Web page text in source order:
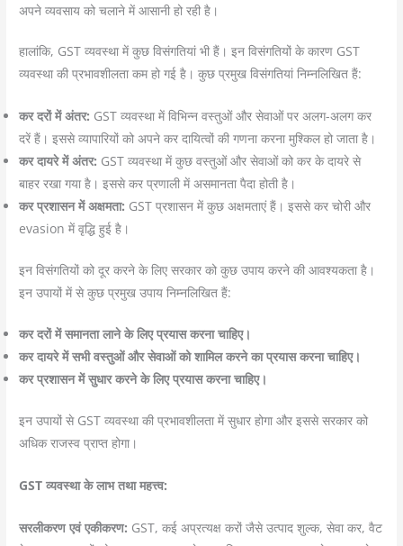
अपने व्यवसाय को चलाने में आसानी हो रही है।
हालांकि, GST व्यवस्था में कुछ विसंगतियां भी हैं। इन विसंगतियों के कारण GST
व्यवस्था की प्रभावशीलता कम हो गई है। कुछ प्रमुख विसंगतियां निम्नलिखित हैं:
कर दरों में अंतर: GST व्यवस्था में विभिन्न वस्तुओं और सेवाओं पर अलग-अलग कर
दरें हैं। इससे व्यापारियों को अपने कर दायित्वों की गणना करना मुश्किल हो जाता है।
कर दायरे में अंतर: GST व्यवस्था में कुछ वस्तुओं और सेवाओं को कर के दायरे से
बाहर रखा गया है। इससे कर प्रणाली में असमानता पैदा होती है।
कर प्रशासन में अक्षमता: GST प्रशासन में कुछ अक्षमताएं हैं। इससे कर चोरी और
evasion में वृद्धि हुई है।
इन विसंगतियों को दूर करने के लिए सरकार को कुछ उपाय करने की आवश्यकता है।
इन उपायों में से कुछ प्रमुख उपाय निम्नलिखित हैं:
कर दरों में समानता लाने के लिए प्रयास करना चाहिए।
कर दायरे में सभी वस्तुओं और सेवाओं को शामिल करने का प्रयास करना चाहिए।
कर प्रशासन में सुधार करने के लिए प्रयास करना चाहिए।
इन उपायों से GST व्यवस्था की प्रभावशीलता में सुधार होगा और इससे सरकार को
अधिक राजस्व प्राप्त होगा।
GST व्यवस्था के लाभ तथा महत्त्व:
सरलीकरण एवं एकीकरण: GST, कई अप्रत्यक्ष करों जैसे उत्पाद शुल्क, सेवा कर, वैट